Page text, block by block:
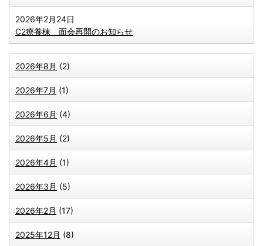
2026年2月24日
C2療養棟 面会再開のお知らせ
2026年8月 (2)
2026年7月 (1)
2026年6月 (4)
2026年5月 (2)
2026年4月 (1)
2026年3月 (5)
2026年2月 (17)
2025年12月 (8)